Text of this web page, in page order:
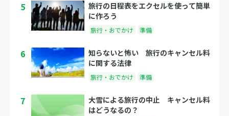
5
旅行の日程表をエクセルを使って簡単
に作ろう
旅行・おでかけ 準備
6
知らないと怖い 旅行のキャンセル料
に関する法律
旅行・おでかけ 準備
7
大雪による旅行の中止 キャンセル料
はどうなるの？